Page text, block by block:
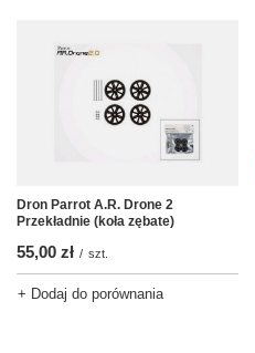
Dron Parrot A.R. Drone 2
Przekładnie (koła zębate)
55,00 zł / szt.
+ Dodaj do porównania